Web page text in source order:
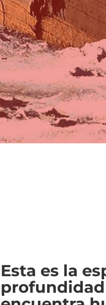
Esta es la
profundidad